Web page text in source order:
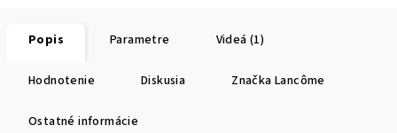
Popis Parametre Videá (1)
Hodnotenie Diskusia Značka Lancôme
Ostatné informácie